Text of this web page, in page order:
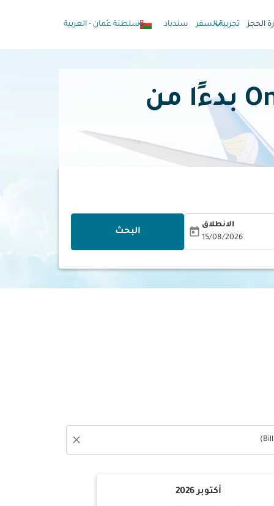
الحجز تجربية السفر
keyboard_arrow_down سندباد سلطنة عُمان - العربية keyboard_arrow_down
الانطلاق
15/08/2026
today البحث
close
أكتوبر 2026